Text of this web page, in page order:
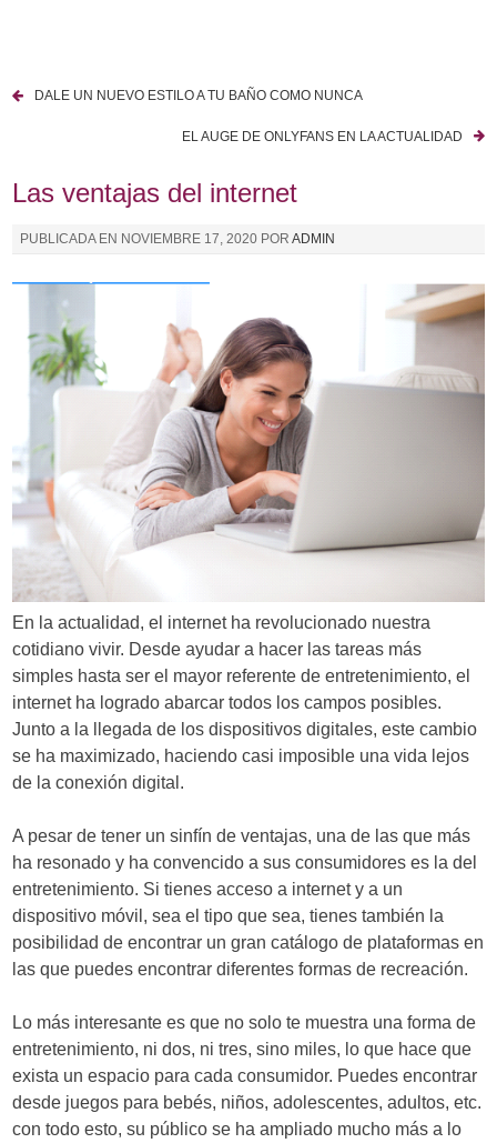
v
e
g
ó
n
d
e
e
n
t
r
a
d
a
s
DALE UN NUEVO ESTILO A TU BAÑO COMO NUNCA
EL AUGE DE ONLYFANS EN LA ACTUALIDAD
Las ventajas del internet
PUBLICADA EN NOVIEMBRE 17, 2020 PORADMIN
En la actualidad, el internet ha revolucionado nuestra
cotidiano vivir. Desde ayudar a hacer las tareas más
simples hasta ser el mayor referente de entretenimiento, el
internet ha logrado abarcar todos los campos posibles.
Junto a la llegada de los dispositivos digitales, este cambio
se ha maximizado, haciendo casi imposible una vida lejos
de la conexión digital.
A pesar de tener un sinfín de ventajas, una de las que más
ha resonado y ha convencido a sus consumidores es la del
entretenimiento. Si tienes acceso a internet y a un
dispositivo móvil, sea el tipo que sea, tienes también la
posibilidad de encontrar un gran catálogo de plataformas en
las que puedes encontrar diferentes formas de recreación.
Lo más interesante es que no solo te muestra una forma de
entretenimiento, ni dos, ni tres, sino miles, lo que hace que
exista un espacio para cada consumidor. Puedes encontrar
desde juegos para bebés, niños, adolescentes, adultos, etc.
con todo esto, su público se ha ampliado mucho más a lo